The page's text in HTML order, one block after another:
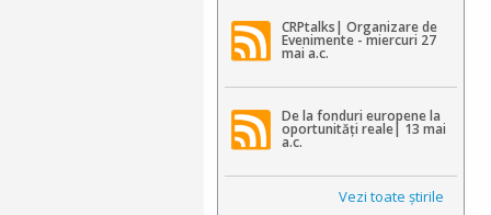
CRPtalks| Organizare de
Evenimente - miercuri 27
mai a.c.
De la fonduri europene la
oportunități reale| 13 mai
a.c.
Vezi toate ştirile